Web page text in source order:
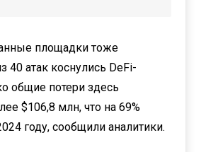
площадки тоже
40 атак коснулись DeFi-
общие потери здесь
$106,8 млн, что на 69%
году, сообщили аналитики.